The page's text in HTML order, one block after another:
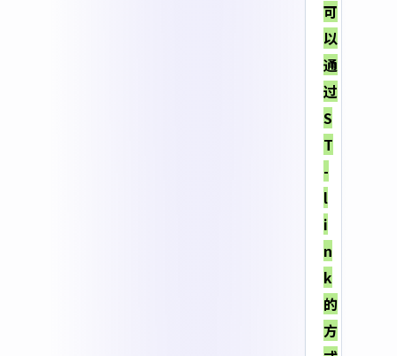
可
以
通
过
S
T
-
l
i
n
k
的
方